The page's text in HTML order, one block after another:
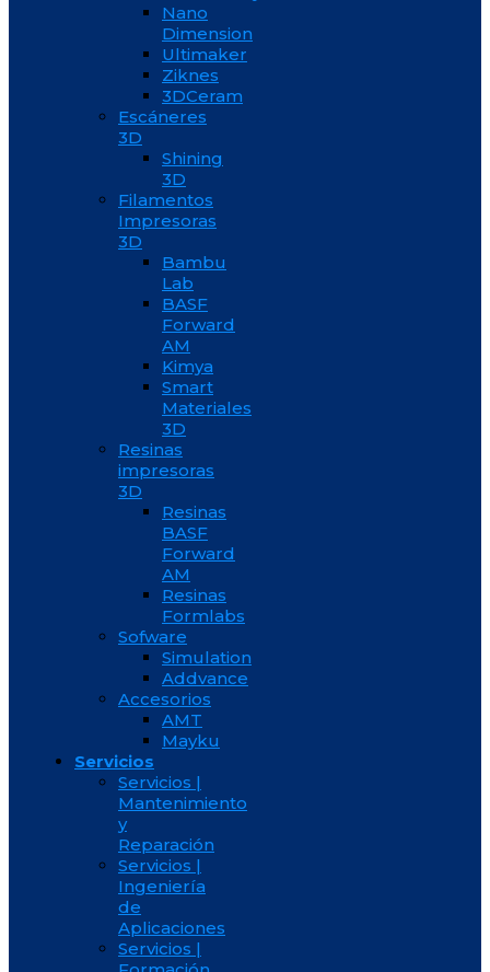
Nano
Dimension
Ultimaker
Ziknes
3DCeram
Escáneres
3D
Shining
3D
Filamentos
Impresoras
3D
Bambu
Lab
BASF
Forward
AM
Kimya
Smart
Materiales
3D
Resinas
impresoras
3D
Resinas
BASF
Forward
AM
Resinas
Formlabs
Sofware
Simulation
Addvance
Accesorios
AMT
Mayku
Servicios
Servicios |
Mantenimiento
y
Reparación
Servicios |
Ingeniería
de
Aplicaciones
Servicios |